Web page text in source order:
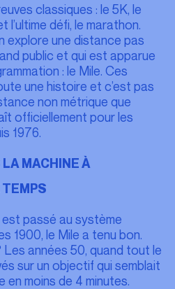
classiques : le 5K, le
l’ultime défi, le marathon.
explore une distance pas
public et qui est apparue
: le Mile. Ces
une histoire et c’est pas
non métrique que
officiellement pour les
1976.
LA MACHINE À
TEMPS
passé au système
1900, le Mile a tenu bon.
années 50, quand tout le
sur un objectif qui semblait
en moins de 4 minutes.